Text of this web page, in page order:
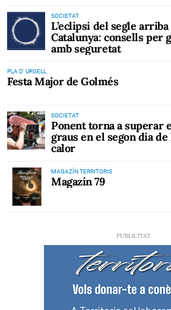
SOCIETAT
L’eclipsi del segle arriba
Catalunya: consells per
amb seguretat
PLA D' URGELL
Festa Major de Golmés
SOCIETAT
Ponent torna a superar
graus en el segon dia de
calor
MAGAZÍN TERRITORIS
Magazín 79